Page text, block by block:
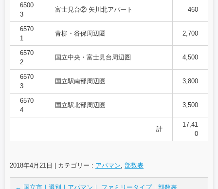
6500
3
富士見台② 矢川北アパート 460
6570
1
青柳・谷保周辺圏 2,700
6570
2
国立中央・富士見台周辺圏 4,500
6570
3
国立駅南部周辺圏 3,800
6570
4
国立駅北部周辺圏 3,500
計
17,41
0
2018年4月21日 カテゴリー : アパマン, 部数表
← 国立市｜選別｜アパマン｜ ファミリータイプ｜部数表